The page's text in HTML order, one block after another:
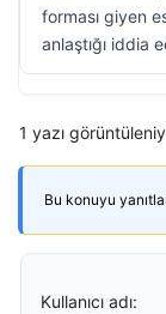
forması giyen
anlaştığı iddia
1 yazı
Bu konuyu
Kullanıcı adı: